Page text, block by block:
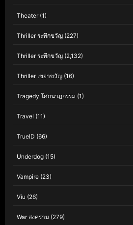
Theater(1)
Thriller ระทึกขวัญ (227)
Thriller ระทึกขวัญ (2,132)
Thriller เขย่าขวัญ (16)
Tragedy โศกนาฏกรรม (1)
Travel (11)
TrueID (66)
Underdog (15)
Vampire (23)
Viu (26)
War สงคราม (279)